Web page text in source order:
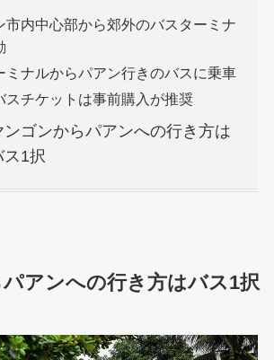
市内中心部から郊外のバスターミナ
ミナルからパアン行きのバスに乗車
スチケットは事前購入が推奨
ンゴンからパアンへの行き方は
ス1択
アンへの行き方はバス1択